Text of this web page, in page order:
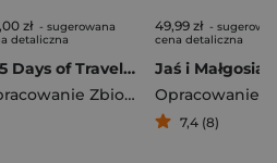
zł - sugerowana
detaliczna
365 Days of Travel. Lonely Planet
Opracowanie Zbiorowe
49,99 zł -
cena detaliczna
Jaś i Małgosia
7,4 (8)